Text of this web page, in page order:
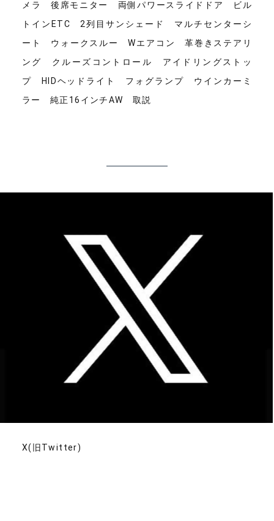
メラ 後席モニター 両側パワースライドドア ビル
トインETC 2列目サンシェード マルチセンターシ
ート ウォークスルー Wエアコン 革巻きステアリ
ング クルーズコントロール アイドリングストッ
プ HIDヘッドライト フォグランプ ウインカーミ
ラー 純正16インチAW 取説
X(旧Twitter)